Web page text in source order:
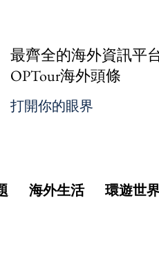
最齊全的海外資訊平
OPTour海外頭條
打開你的眼界
海外生活 環遊世